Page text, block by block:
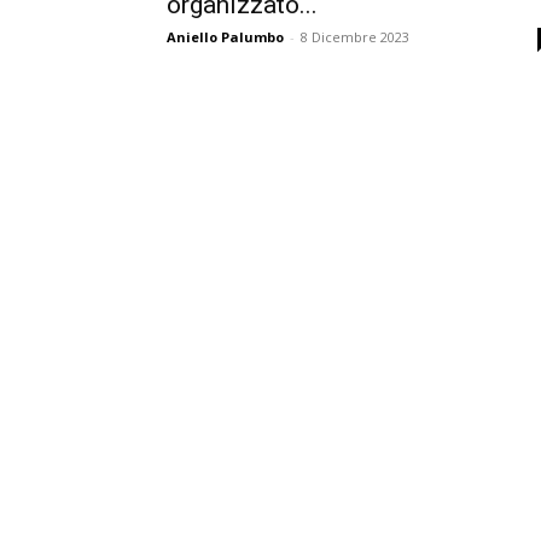
Aniello Palumbo - 8 Dicembre 2023